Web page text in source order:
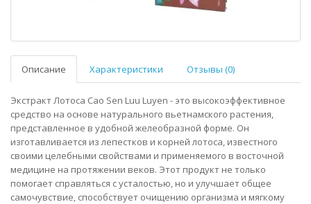
Описание Характеристики Отзывы (0)
Экстракт Лотоса Cao Sen Luu Luyen - это высокоэффективное
средство на основе натурального вьетнамского растения,
представленное в удобной желеобразной форме. Он
изготавливается из лепестков и корней лотоса, известного
своими целебными свойствами и применяемого в восточной
медицине на протяжении веков. Этот продукт не только
помогает справляться с усталостью, но и улучшает общее
самочувствие, способствует очищению организма и мягкому